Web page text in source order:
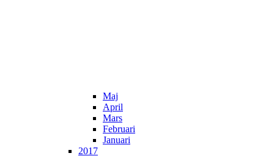
Maj
April
Mars
Februari
Januari
2017